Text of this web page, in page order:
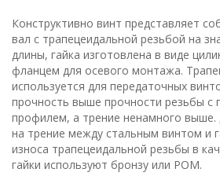
Конструктивно винт представляет
вал с трапецеидальной резьбой на
длины, гайка изготовлена в виде
фланцем для осевого монтажа.
используется для передаточных
прочность выше прочности резьбы с
профилем, а трение ненамного выше.
на трение между стальным винтом и
износа трапецеидальной резьбы в
гайки используют бронзу или POM.